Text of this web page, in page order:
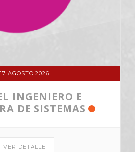
17 AGOSTO 2026
INGENIERO E
DE SISTEMAS
VER DETALLE